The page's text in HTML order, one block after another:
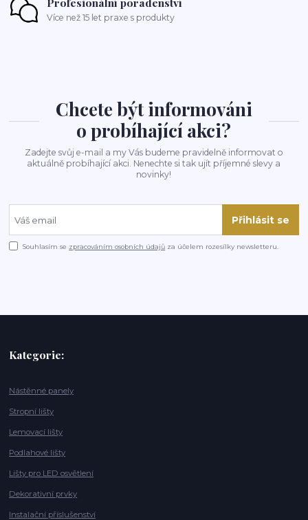
Více než 15 let praxe s produkty
Chcete být informováni
o probíhající akci?
Zadejte svůj e-mail a my Vás budeme pravidelně informovat o
aktuálně probíhající akci. Nenechte si tak ujít příjemné slevy a
novinky!
Přihlásit se
Souhlasím se zpracováním osobních údajů za účelem rozesílky newsletteru.
Kategorie:
Nástěnné panely
Stropní lišty
Lemovací lišty
Podlahové lišty
Lišty pro LED osvětlení
Dekorativní prvky
Instalační příslušenství